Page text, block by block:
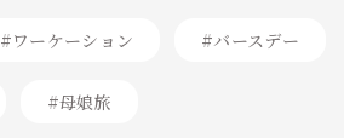
#ワーケーション #バースデー
#母娘旅